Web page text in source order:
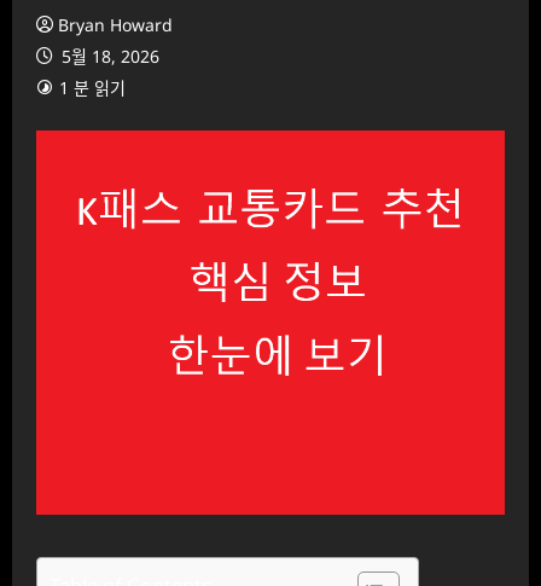
Bryan Howard
5월 18, 2026
1 분 읽기